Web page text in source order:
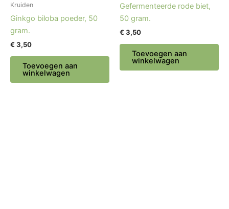
Kruiden
Ginkgo biloba poeder, 50
gram.
€ 3,50
Toevoegen aan
winkelwagen
Gefermenteerde rode biet,
50 gram.
€ 3,50
Toevoegen aan
winkelwagen